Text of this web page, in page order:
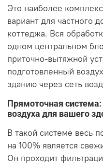
Это наиболее
вариант для частного
коттеджа. Вся
одном центральном
приточно-вытяжной
подготовленный
зданию через сеть
Прямоточная
воздуха для вашего
В такой системе весь
на 100% является
Он проходит